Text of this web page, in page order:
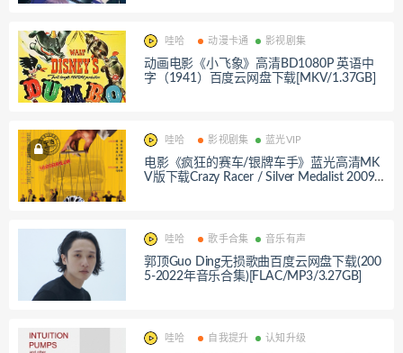
哇哈 动漫卡通 影视剧集
动画电影《小飞象》高清BD1080P 英语中
字（1941）百度云网盘下载[MKV/1.37GB]
哇哈 影视剧集 蓝光VIP
电影《疯狂的赛车/银牌车手》蓝光高清MK
V版下载Crazy Racer / Silver Medalist 2009 1
哇哈 歌手合集 音乐有声
郭顶Guo Ding无损歌曲百度云网盘下载(200
5-2022年音乐合集)[FLAC/MP3/3.27GB]
哇哈 自我提升 认知升级